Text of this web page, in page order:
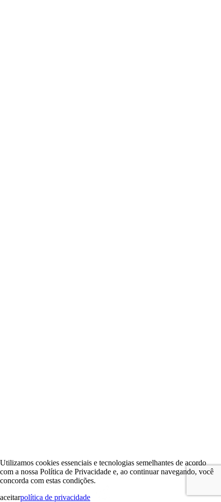
Utilizamos cookies essenciais e tecnologias semelhantes de acordo
com a nossa Política de Privacidade e, ao continuar navegando, você
concorda com estas condições.
aceitarpolítica de privacidade